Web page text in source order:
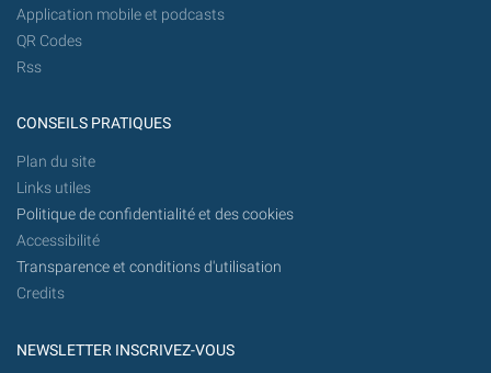
Application mobile et podcasts
QR Codes
Rss
CONSEILS PRATIQUES
Plan du site
Links utiles
Politique de confidentialité et des cookies
Accessibilité
Transparence et conditions d'utilisation
Credits
NEWSLETTER INSCRIVEZ-VOUS